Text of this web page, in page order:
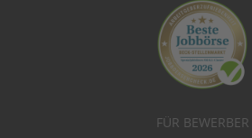
FÜR BEWERBER